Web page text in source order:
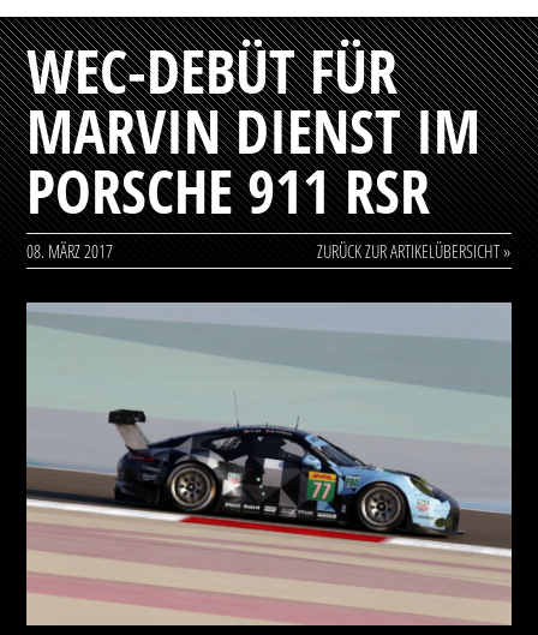
WEC-DEBÜT FÜR
MARVIN DIENST IM
PORSCHE 911 RSR
08. MÄRZ 2017 ZURÜCK ZUR ARTIKELÜBERSICHT »